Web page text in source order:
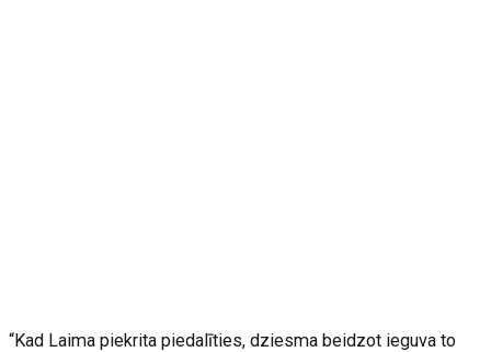
“Kad Laima piekrita piedalīties, dziesma beidzot ieguva to